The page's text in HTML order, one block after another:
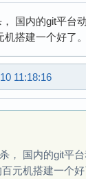
国内的git平台
搭建一个好了。
11:18:16
， 国内的git平
元机搭建一个好